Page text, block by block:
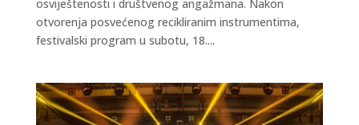
osviještenosti i društvenog angažmana. Nakon
otvorenja posvećenog recikliranim instrumentima,
festivalski program u subotu, 18....